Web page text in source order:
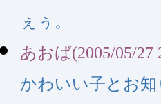
ぇぅ。
あおば(2005/05/27
かわいい子とお